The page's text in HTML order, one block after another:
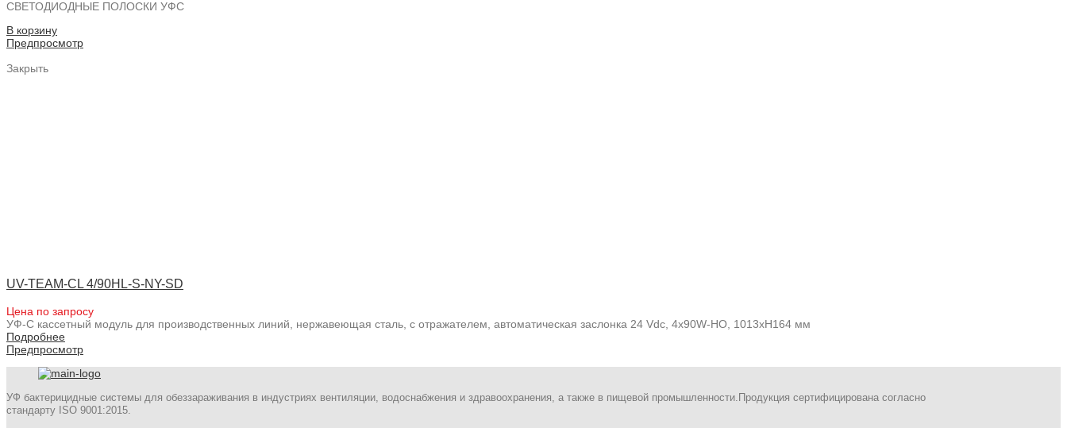
СВЕТОДИОДНЫЕ ПОЛОСКИ УФС
В корзину
Предпросмотр
Закрыть
UV-TEAM-CL 4/90HL-S-NY-SD
Цена по запросу
УФ-С кассетный модуль для производственных линий, нержавеющая сталь, с отражателем, автоматическая заслонка 24 Vdc, 4x90W-HO, 1013xH164 мм
Подробнее
Предпросмотр
УФ бактерицидные системы для обеззараживания в индустриях вентиляции, водоснабжения и здравоохранения, а также в пищевой промышленности.Продукция сертифицирована согласно
стандарту ISO 9001:2015.